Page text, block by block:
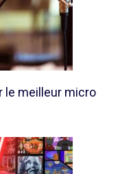
le meilleur micro